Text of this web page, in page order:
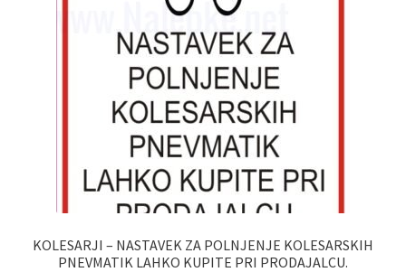
KOLESARJI – NASTAVEK ZA POLNJENJE KOLESARSKIH
PNEVMATIK LAHKO KUPITE PRI PRODAJALCU.